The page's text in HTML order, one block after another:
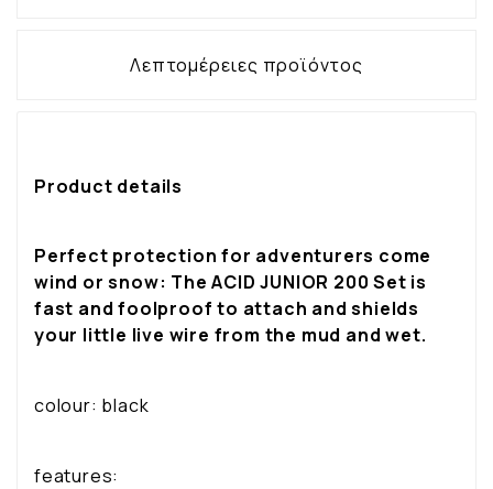
Λεπτομέρειες προϊόντος
Product details
Perfect protection for adventurers come
wind or snow: The ACID JUNIOR 200 Set is
fast and foolproof to attach and shields
your little live wire from the mud and wet.
colour: black
features: